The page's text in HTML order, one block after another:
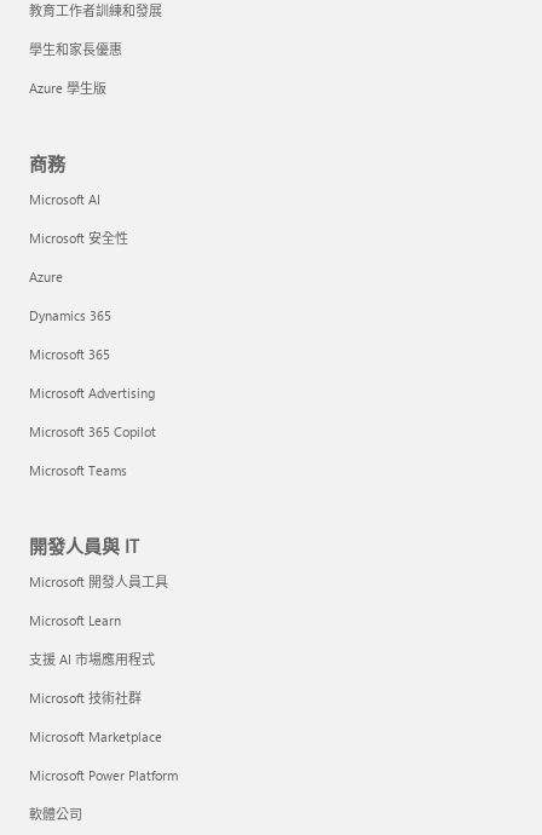
教育工作者訓練和發展
學生和家長優惠
Azure 學生版
商務
Microsoft AI
Microsoft 安全性
Azure
Dynamics 365
Microsoft 365
Microsoft Advertising
Microsoft 365 Copilot
Microsoft Teams
開發人員與 IT
Microsoft 開發人員工具
Microsoft Learn
支援 AI 市場應用程式
Microsoft 技術社群
Microsoft Marketplace
Microsoft Power Platform
軟體公司